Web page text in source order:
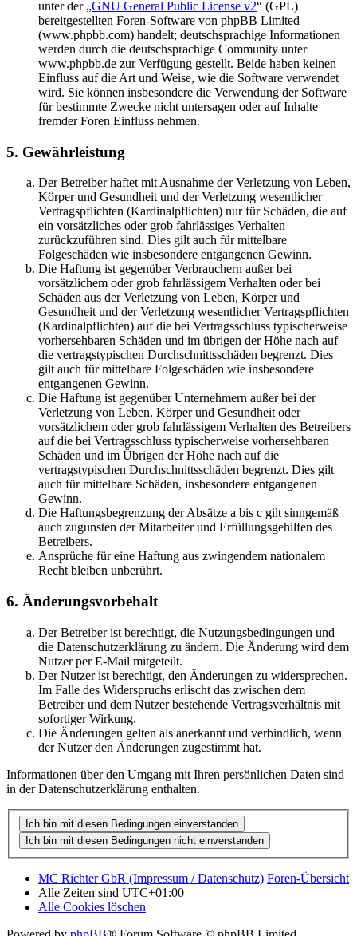
unter der „GNU General Public License v2“ (GPL)
bereitgestellten Foren-Software von phpBB Limited
(www.phpbb.com) handelt; deutschsprachige Informationen
werden durch die deutschsprachige Community unter
www.phpbb.de zur Verfügung gestellt. Beide haben keinen
Einfluss auf die Art und Weise, wie die Software verwendet
wird. Sie können insbesondere die Verwendung der Software
für bestimmte Zwecke nicht untersagen oder auf Inhalte
fremder Foren Einfluss nehmen.
5. Gewährleistung
Der Betreiber haftet mit Ausnahme der Verletzung von Leben,
Körper und Gesundheit und der Verletzung wesentlicher
Vertragspflichten (Kardinalpflichten) nur für Schäden, die auf
ein vorsätzliches oder grob fahrlässiges Verhalten
zurückzuführen sind. Dies gilt auch für mittelbare
Folgeschäden wie insbesondere entgangenen Gewinn.
Die Haftung ist gegenüber Verbrauchern außer bei
vorsätzlichem oder grob fahrlässigem Verhalten oder bei
Schäden aus der Verletzung von Leben, Körper und
Gesundheit und der Verletzung wesentlicher Vertragspflichten
(Kardinalpflichten) auf die bei Vertragsschluss typischerweise
vorhersehbaren Schäden und im übrigen der Höhe nach auf
die vertragstypischen Durchschnittsschäden begrenzt. Dies
gilt auch für mittelbare Folgeschäden wie insbesondere
entgangenen Gewinn.
Die Haftung ist gegenüber Unternehmern außer bei der
Verletzung von Leben, Körper und Gesundheit oder
vorsätzlichem oder grob fahrlässigem Verhalten des Betreibers
auf die bei Vertragsschluss typischerweise vorhersehbaren
Schäden und im Übrigen der Höhe nach auf die
vertragstypischen Durchschnittsschäden begrenzt. Dies gilt
auch für mittelbare Schäden, insbesondere entgangenen
Gewinn.
Die Haftungsbegrenzung der Absätze a bis c gilt sinngemäß
auch zugunsten der Mitarbeiter und Erfüllungsgehilfen des
Betreibers.
Ansprüche für eine Haftung aus zwingendem nationalem
Recht bleiben unberührt.
6. Änderungsvorbehalt
Der Betreiber ist berechtigt, die Nutzungsbedingungen und
die Datenschutzerklärung zu ändern. Die Änderung wird dem
Nutzer per E-Mail mitgeteilt.
Der Nutzer ist berechtigt, den Änderungen zu widersprechen.
Im Falle des Widerspruchs erlischt das zwischen dem
Betreiber und dem Nutzer bestehende Vertragsverhältnis mit
sofortiger Wirkung.
Die Änderungen gelten als anerkannt und verbindlich, wenn
der Nutzer den Änderungen zugestimmt hat.
Informationen über den Umgang mit Ihren persönlichen Daten sind
in der Datenschutzerklärung enthalten.
MC Richter GbR (Impressum / Datenschutz) Foren-Übersicht
Alle Zeiten sind UTC+01:00
Alle Cookies löschen